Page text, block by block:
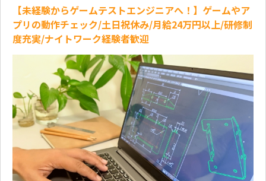
【未経験からゲームテストエンジニアへ！】ゲームやア
プリの動作チェック/土日祝休み/月給24万円以上/研修制
度充実/ナイトワーク経験者歓迎